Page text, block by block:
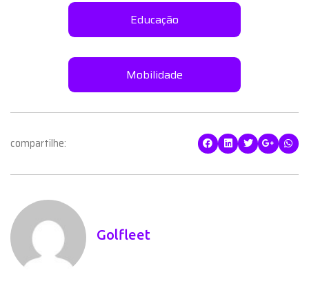
Educação
Mobilidade
compartilhe:
Golfleet